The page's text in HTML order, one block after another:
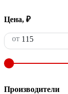
Цена, ₽
от
Производители